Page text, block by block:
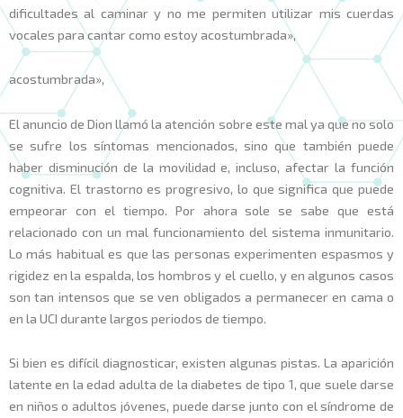
dificultades al caminar y no me permiten utilizar mis cuerdas
vocales para cantar como estoy acostumbrada»,
acostumbrada»,
El anuncio de Dion llamó la atención sobre este mal ya que no solo
se sufre los síntomas mencionados, sino que también puede
haber disminución de la movilidad e, incluso, afectar la función
cognitiva. El trastorno es progresivo, lo que significa que puede
empeorar con el tiempo. Por ahora sole se sabe que está
relacionado con un mal funcionamiento del sistema inmunitario.
Lo más habitual es que las personas experimenten espasmos y
rigidez en la espalda, los hombros y el cuello, y en algunos casos
son tan intensos que se ven obligados a permanecer en cama o
en la UCI durante largos periodos de tiempo.
Si bien es difícil diagnosticar, existen algunas pistas. La aparición
latente en la edad adulta de la diabetes de tipo 1, que suele darse
en niños o adultos jóvenes, puede darse junto con el síndrome de